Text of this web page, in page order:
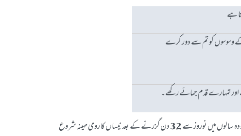
ہے
وسوسوں کو تم سے دور کرے
تمہارے قدم جمائے رکھے۔
نیساں کا عمل کرنے میں بہتر یہ ہے کہ ایک گروہ مل کر ان اذکار کو ستر ستر مرتبہ پڑھے کہ اس میں پڑھنے والوں کیلئے بہت فائدہ اور اجر و ثواب ہے۔ موجودہ سالوں میں نوروز سے 32 دن گزرنے کے بعد نیساں کا رومی مہینہ شروع